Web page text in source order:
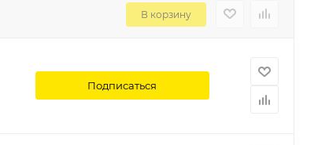
В корзину
Подписаться